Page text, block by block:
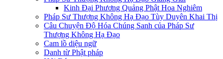
Kinh Đại Phương Quảng Phật Hoa Nghiêm
Pháp Sư Thượng Không Hạ Đạo Tùy Duyên Khai Thị
Câu Chuyện Độ Hóa Chúng Sanh của Pháp Sư
Thượng Không Hạ Đạo
Cam lồ diệu ngữ
Danh từ Phật pháp